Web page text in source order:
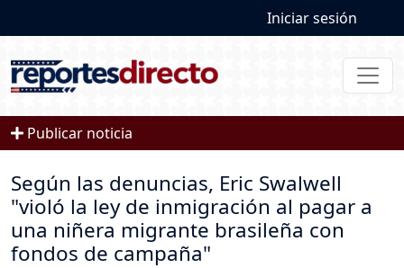
User
Iniciar sesión
Publicar noticia
Según las denuncias, Eric Swalwell
"violó la ley de inmigración al pagar a
una niñera migrante brasileña con
fondos de campaña"